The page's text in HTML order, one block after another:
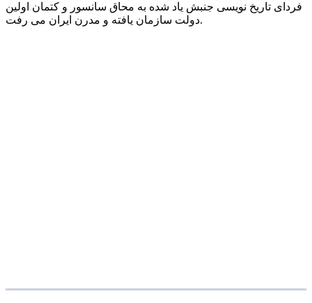
فردای تاریخ نویسی جنبش یاد شده به محاق سانسور و کتمان اولین
دولت سازمان یافته و مدرن ایران می رفت.